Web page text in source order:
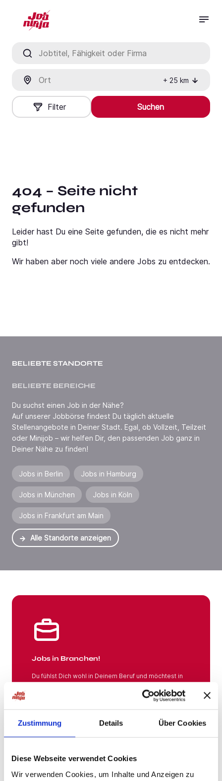
Zustimmung Details Über Cookies
Diese Webseite verwendet Cookies
Wir verwenden Cookies, um Inhalte und Anzeigen zu
+ 25 km
Filter Suchen
404 – Seite nicht
gefunden
Leider hast Du eine Seite gefunden, die es nicht mehr
gibt!
Wir haben aber noch viele andere Jobs zu entdecken.
BELIEBTE STANDORTE
BELIEBTE BEREICHE
Du suchst einen Job in der Nähe?
Auf unserer Jobbörse findest Du täglich aktuelle
Stellenangebote in Deiner Stadt. Egal, ob Vollzeit, Teilzeit
oder Minijob – wir helfen Dir, den passenden Job ganz in
Deiner Nähe zu finden!
Jobs in Berlin Jobs in Hamburg
Jobs in München Jobs in Köln
Jobs in Frankfurt am Main
Alle Standorte anzeigen
Jobs in Branchen!
Du fühlst Dich wohl in Deinem Beruf und möchtest in
Mehr
Jobs in Branchen